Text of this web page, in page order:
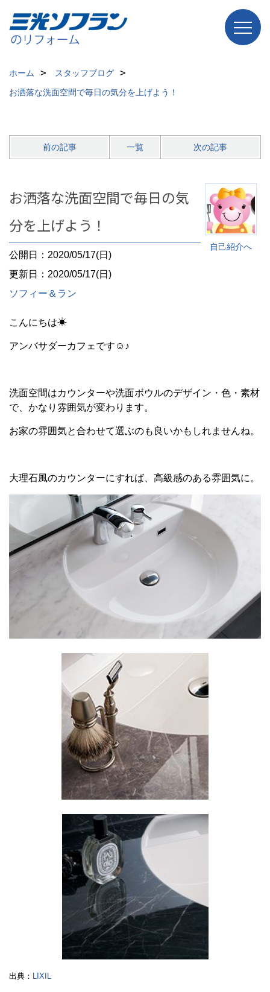
ホーム
スタッフブログ
お洒落な洗面空間で毎日の気分を上げよう！
前の記事 一覧 次の記事
自己紹介へ
お洒落な洗面空間で毎日の気
分を上げよう！
公開日：2020/05/17(日)
更新日：2020/05/17(日)
ソフィー＆ラン
こんにちは☀
アンバサダーカフェです☺♪
洗面空間はカウンターや洗面ボウルのデザイン・色・素材
で、かなり雰囲気が変わります。
お家の雰囲気と合わせて選ぶのも良いかもしれませんね。
大理石風のカウンターにすれば、高級感のある雰囲気に。
出典： LIXIL